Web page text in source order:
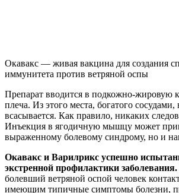
Окавакс — живая вакцина для создания
иммунитета против ветряной оспы
Препарат вводится в подкожно-жировую
плеча. Из этого места, богатого
всасывается. Как правило, никаких следов
Инъекция в ягодичную мышцу может
выраженному болевому синдрому, но и
Окавакс и Варилрикс успешно
экстренной профилактики заболевания.
болевший ветряной оспой человек
имеющим типичные симптомы болезни,